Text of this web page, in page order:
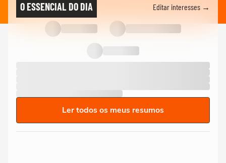
O ESSENCIAL DO DIA Editar interesses →
Ler todos os meus resumos